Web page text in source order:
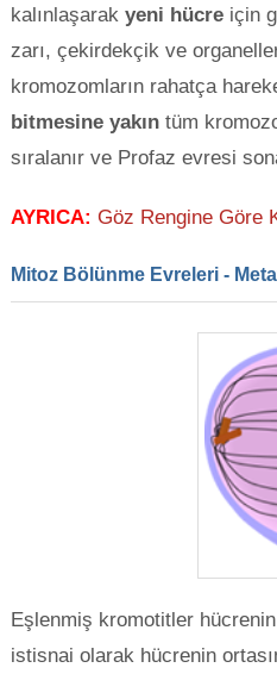
kalınlaşarak yeni hücre için
zarı, çekirdekçik ve
kromozomların rahatça
bitmesine yakın tüm
sıralanır ve Profaz evresi
AYRICA: Göz Rengine Göre
Mitoz Bölünme Evreleri -
Eşlenmiş kromotitler
istisnai olarak hücrenin